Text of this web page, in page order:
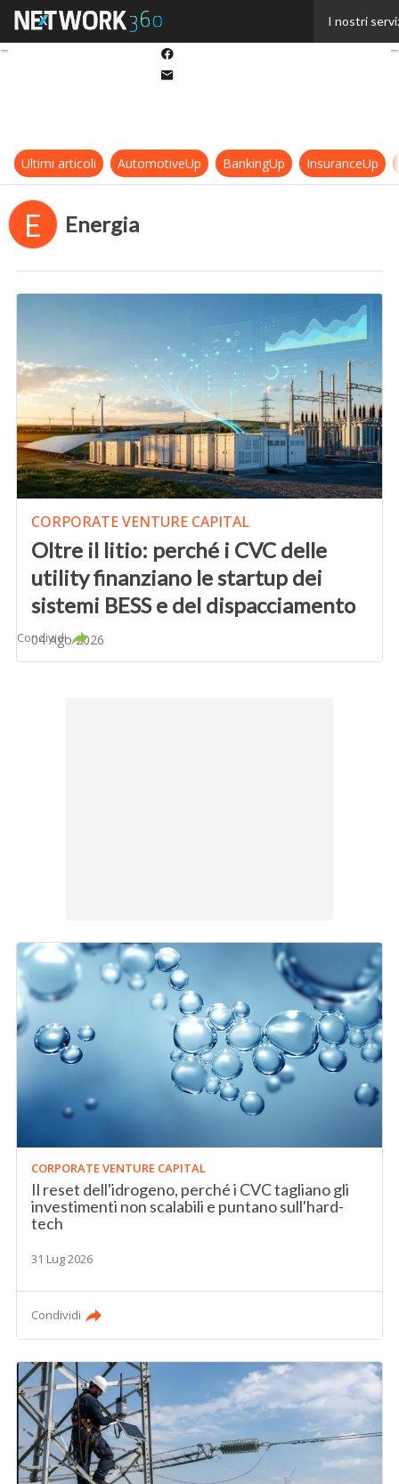
I nostri
Ultimi articoli AutomotiveUp BankingUp InsuranceUp
E Energia
CORPORATE VENTURE CAPITAL
Oltre il litio: perché i CVC delle
utility finanziano le startup dei
sistemi BESS e del dispacciamento
04 Ago 2026
Condividi
CORPORATE VENTURE CAPITAL
Il reset dell'idrogeno, perché i CVC tagliano gli
investimenti non scalabili e puntano sull'hard-
tech
31 Lug 2026
Condividi